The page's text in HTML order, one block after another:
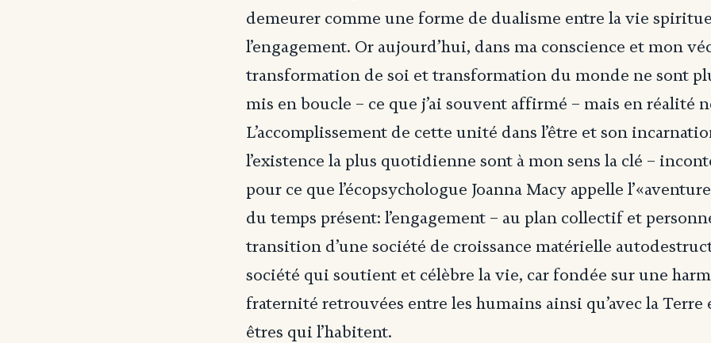
demeurer comme une forme de dualisme entre la vie
l’engagement. Or aujourd’hui, dans ma conscience et mon
transformation de soi et transformation du monde ne sont
mis en boucle – ce que j’ai souvent affirmé – mais en réalité
L’accomplissement de cette unité dans l’être et son
l’existence la plus quotidienne sont à mon sens la clé –
pour ce que l’écopsychologue Joanna Macy appelle
du temps présent: l’engagement – au plan collectif et
transition d’une société de croissance matérielle
société qui soutient et célèbre la vie, car fondée sur une
fraternité retrouvées entre les humains ainsi qu’avec la Terre
êtres qui l’habitent.